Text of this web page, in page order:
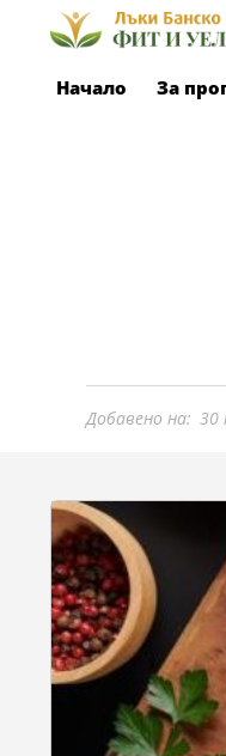
contentPrimary
Начало За
Добавено на: 30